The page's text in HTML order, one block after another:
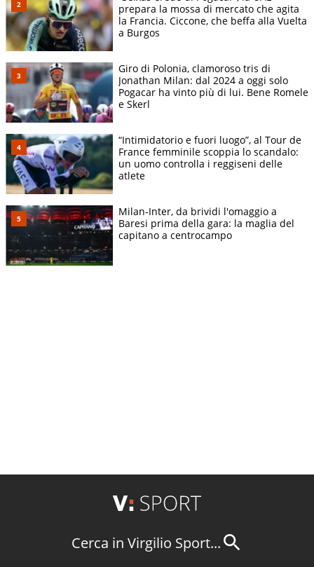
prepara la mossa di mercato che agita
la Francia. Ciccone, che beffa alla Vuelta
a Burgos
Giro di Polonia, clamoroso tris di
Jonathan Milan: dal 2024 a oggi solo
Pogacar ha vinto più di lui. Bene Romele
e Skerl
“Intimidatorio e fuori luogo”, al Tour de
France femminile scoppia lo scandalo:
un uomo controlla i reggiseni delle
atlete
Milan-Inter, da brividi l'omaggio a
Baresi prima della gara: la maglia del
capitano a centrocampo
Cerca in Virgilio Sport...